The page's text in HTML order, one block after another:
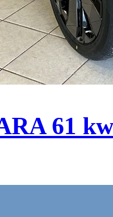
61